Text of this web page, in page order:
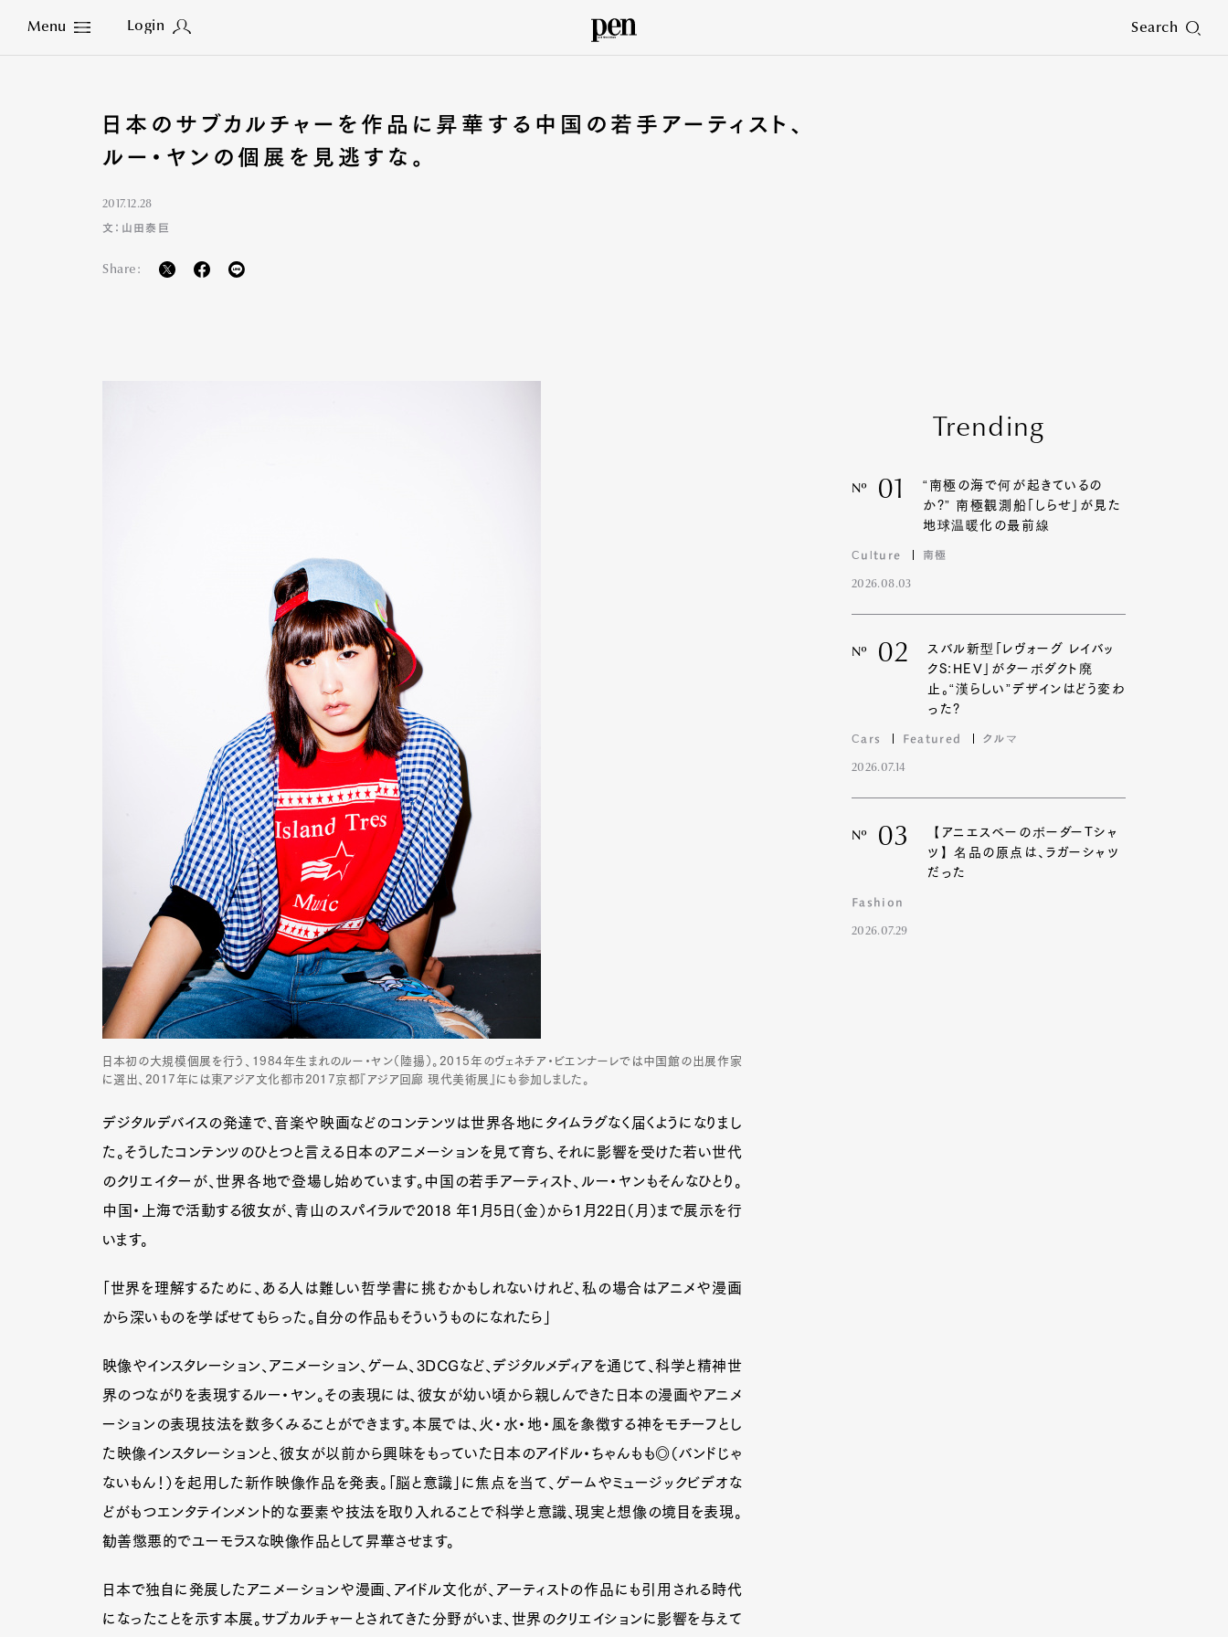
Menu Login Search
Close
日本のサブカルチャーを作品に昇華する中国の若手アーティスト、
ルー・ヤンの個展を見逃すな。
2017.12.28
文：山田泰巨
Share:
日本初の大規模個展を行う、1984年生まれのルー・ヤン（陸揚）。2015年のヴェネチア・ビエンナーレでは中国館の出展作家
に選出、2017年には東アジア文化都市2017京都『アジア回廊 現代美術展』にも参加しました。
デジタルデバイスの発達で、音楽や映画などのコンテンツは世界各地にタイムラグなく届くようになりまし
た。そうしたコンテンツのひとつと言える日本のアニメーションを見て育ち、それに影響を受けた若い世代
のクリエイターが、世界各地で登場し始めています。中国の若手アーティスト、ルー・ヤンもそんなひとり。
中国・上海で活動する彼女が、青山のスパイラルで2018 年1月5日（金）から1月22日（月）まで展示を行
います。
「世界を理解するために、ある人は難しい哲学書に挑むかもしれないけれど、私の場合はアニメや漫画
から深いものを学ばせてもらった。自分の作品もそういうものになれたら」
映像やインスタレーション、アニメーション、ゲーム、3DCGなど、デジタルメディアを通じて、科学と精神世
界のつながりを表現するルー・ヤン。その表現には、彼女が幼い頃から親しんできた日本の漫画やアニメ
ーションの表現技法を数多くみることができます。本展では、火・水・地・風を象徴する神をモチーフとし
た映像インスタレーションと、彼女が以前から興味をもっていた日本のアイドル・ちゃんもも◎（バンドじゃ
ないもん！）を起用した新作映像作品を発表。「脳と意識」に焦点を当て、ゲームやミュージックビデオな
どがもつエンタテインメント的な要素や技法を取り入れることで科学と意識、現実と想像の境目を表現。
勧善懲悪的でユーモラスな映像作品として昇華させます。
日本で独自に発展したアニメーションや漫画、アイドル文化が、アーティストの作品にも引用される時代
になったことを示す本展。サブカルチャーとされてきた分野がいま、世界のクリエイションに影響を与えて
Trending
Nº 01
“南極の海で何が起きているの
か?” 南極観測船「しらせ」が見た
地球温暖化の最前線
Culture 南極
2026.08.03
Nº 02
スバル新型「レヴォーグ レイバッ
クS:HEV」がターボダクト廃
止。“漢らしい”デザインはどう変わ
った?
Cars Featured クルマ
2026.07.14
Nº 03
【アニエスベーのボーダーTシャ
ツ】名品の原点は、ラガーシャツ
だった
Fashion
2026.07.29